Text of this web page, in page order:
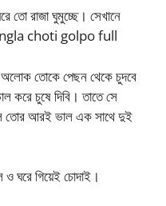
তো রাজা ঘুমুচ্ছে। সেখানে
choti golpo full
অলোক তোকে পেছন থেকে চুদবে
করে চুষে দিবি। তাতে সে
তোর আরই ভাল এক সাথে দুই
ঘরে গিয়েই চোদাই।